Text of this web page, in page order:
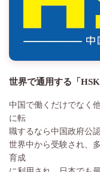
世界で通用する「
中国で働くだけでなく
に転
職するなら中国政府公
世界中から受験され、
育成